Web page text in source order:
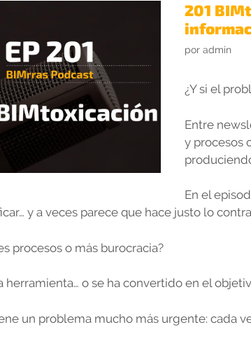
201
por admin
¿Y si el
Entre
y procesos
En el
y a veces parece que hace justo lo
procesos o más burocracia?
herramienta… o se ha convertido en el
un problema mucho más urgente: cada